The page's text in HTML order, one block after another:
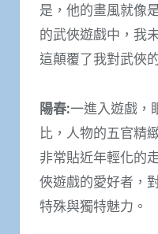
是，他的畫風就像
的武俠遊戲中，我
這顛覆了我對武俠
陽春:一進入遊戲，
比，人物的五官精
非常貼近年輕化的
俠遊戲的愛好者，
特殊與獨特魅力。